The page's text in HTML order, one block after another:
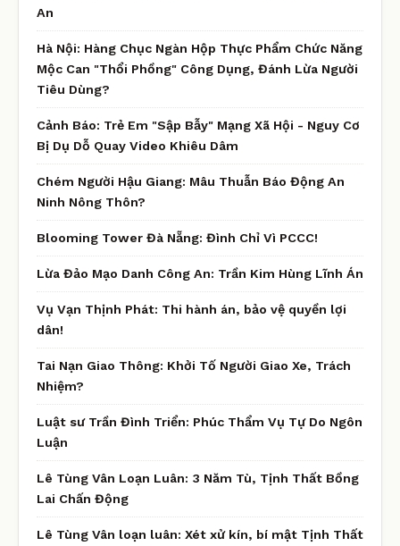
An
Hà Nội: Hàng Chục Ngàn Hộp Thực Phẩm Chức Năng
Mộc Can "Thổi Phồng" Công Dụng, Đánh Lừa Người
Tiêu Dùng?
Cảnh Báo: Trẻ Em "Sập Bẫy" Mạng Xã Hội - Nguy Cơ
Bị Dụ Dỗ Quay Video Khiêu Dâm
Chém Người Hậu Giang: Mâu Thuẫn Báo Động An
Ninh Nông Thôn?
Blooming Tower Đà Nẵng: Đình Chỉ Vì PCCC!
Lừa Đảo Mạo Danh Công An: Trần Kim Hùng Lĩnh Án
Vụ Vạn Thịnh Phát: Thi hành án, bảo vệ quyền lợi
dân!
Tai Nạn Giao Thông: Khởi Tố Người Giao Xe, Trách
Nhiệm?
Luật sư Trần Đình Triển: Phúc Thẩm Vụ Tự Do Ngôn
Luận
Lê Tùng Vân Loạn Luân: 3 Năm Tù, Tịnh Thất Bồng
Lai Chấn Động
Lê Tùng Vân loạn luân: Xét xử kín, bí mật Tịnh Thất